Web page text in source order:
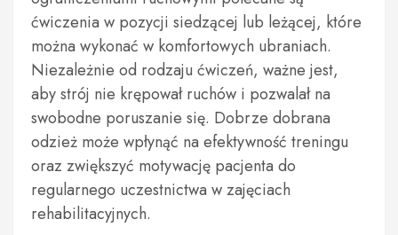
ćwiczenia w pozycji siedzącej lub leżącej, które
można wykonać w komfortowych ubraniach.
Niezależnie od rodzaju ćwiczeń, ważne jest,
aby strój nie krępował ruchów i pozwalał na
swobodne poruszanie się. Dobrze dobrana
odzież może wpłynąć na efektywność treningu
oraz zwiększyć motywację pacjenta do
regularnego uczestnictwa w zajęciach
rehabilitacyjnych.